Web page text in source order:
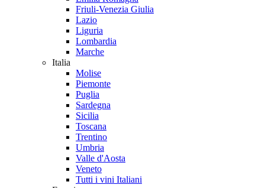
Friuli-Venezia Giulia
Lazio
Liguria
Lombardia
Marche
Italia
Molise
Piemonte
Puglia
Sardegna
Sicilia
Toscana
Trentino
Umbria
Valle d'Aosta
Veneto
Tutti i vini Italiani